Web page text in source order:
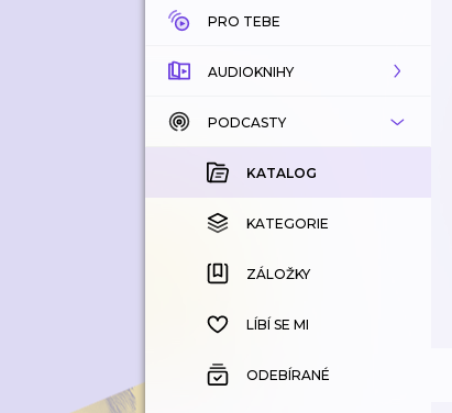
PRO TEBE
AUDIOKNIHY
KATALOG
KOUPENÉ
KATEGORIE
ZÁLOŽKY
HISTORIE
PODCASTY
KATALOG
KATEGORIE
ZÁLOŽKY
LÍBÍ SE MI
ODEBÍRANÉ